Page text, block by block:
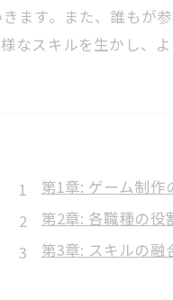
ます。また、誰もが
なスキルを生かし、
第1章: ゲーム制作
第2章: 各職種の役
第3章: スキルの
第4章: インクル